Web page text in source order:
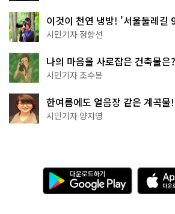
이것이 천연 냉방! '서울둘레길
나볼까
시민기자 정향선
나의 마음을 사로잡은 건축물
상작 공개!
시민기자 조수봉
한여름에도 얼음장 같은 계곡
천국이네~
시민기자 양지영
다
운
로